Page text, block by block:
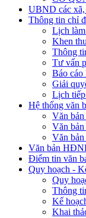
UBND các
Thông tin chỉ
Lịch
Khen
Thông
Tư vấn
Báo
Giải
Lịch
Hệ thống văn
Văn
Văn bản
Văn
Văn bản
Điểm tin văn
Quy hoạch -
Quy
Thông
Kế
Khai